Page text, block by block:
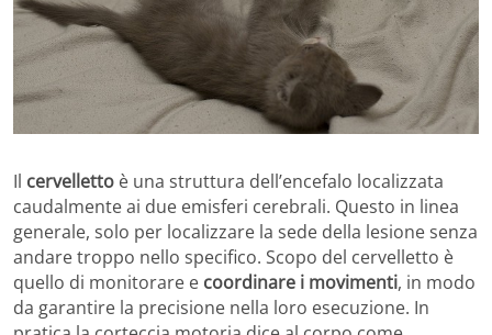
Il cervelletto è una struttura dell’encefalo localizzata
caudalmente ai due emisferi cerebrali. Questo in linea
generale, solo per localizzare la sede della lesione senza
andare troppo nello specifico. Scopo del cervelletto è
quello di monitorare e coordinare i movimenti, in modo
da garantire la precisione nella loro esecuzione. In